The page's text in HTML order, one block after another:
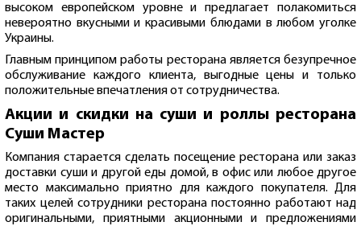
высоком европейском уровне и предлагает полакомиться
невероятно вкусными и красивыми блюдами в любом уголке
Украины.
Главным принципом работы ресторана является безупречное
обслуживание каждого клиента, выгодные цены и только
положительные впечатления от сотрудничества.
Акции и скидки на суши и роллы ресторана
Суши Мастер
Компания старается сделать посещение ресторана или заказ
доставки суши и другой еды домой, в офис или любое другое
место максимально приятно для каждого покупателя. Для
таких целей сотрудники ресторана постоянно работают над
оригинальными, приятными акционными и предложениями